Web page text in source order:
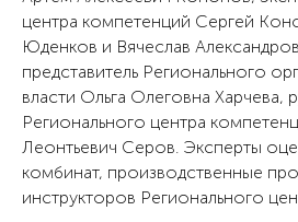
центра компетенций Сергей
Юденков и Вячеслав
представитель Регионального
власти Ольга Олеговна Харчева,
Регионального центра
Леонтьевич Серов. Эксперты
комбинат, производственные
инструкторов Регионального